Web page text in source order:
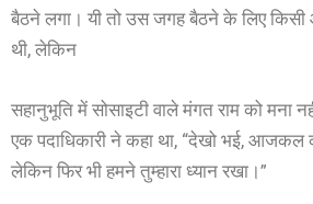
बैठने लगा। यी तो उस जगह बैठने के लिए किसी
थी, लेकिन
सहानुभूति में सोसाइटी वाले मंगत राम को मना
एक पदाधिकारी ने कहा था, “देखो भई, आजकल
लेकिन फिर भी हमने तुम्हारा ध्यान रखा।”